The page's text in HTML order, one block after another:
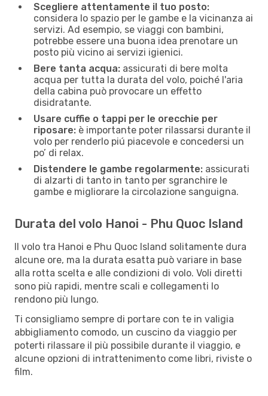
Scegliere attentamente il tuo posto:
considera lo spazio per le gambe e la vicinanza ai
servizi. Ad esempio, se viaggi con bambini,
potrebbe essere una buona idea prenotare un
posto più vicino ai servizi igienici.
Bere tanta acqua: assicurati di bere molta
acqua per tutta la durata del volo, poiché l'aria
della cabina può provocare un effetto
disidratante.
Usare cuffie o tappi per le orecchie per
riposare: è importante poter rilassarsi durante il
volo per renderlo piú piacevole e concedersi un
po’ di relax.
Distendere le gambe regolarmente: assicurati
di alzarti di tanto in tanto per sgranchire le
gambe e migliorare la circolazione sanguigna.
Durata del volo Hanoi - Phu Quoc Island
Il volo tra Hanoi e Phu Quoc Island solitamente dura
alcune ore, ma la durata esatta può variare in base
alla rotta scelta e alle condizioni di volo. Voli diretti
sono più rapidi, mentre scali e collegamenti lo
rendono più lungo.
Ti consigliamo sempre di portare con te in valigia
abbigliamento comodo, un cuscino da viaggio per
poterti rilassare il più possibile durante il viaggio, e
alcune opzioni di intrattenimento come libri, riviste o
film.